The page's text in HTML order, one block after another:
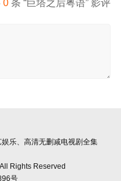
0 条 “巨塔之后粤语” 影评
乐、高清无删减电视剧全集
Rights Reserved
号